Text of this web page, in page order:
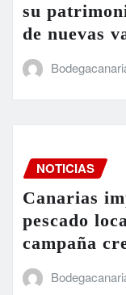
su
de nuevas
NOTICIAS
Canarias
pescado
campaña